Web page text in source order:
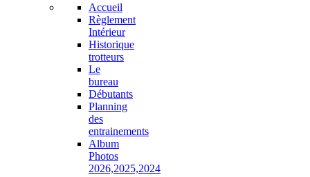
Accueil
Règlement
Intérieur
Historique
trotteurs
Le
bureau
Débutants
Planning
des
entrainements
Album
Photos
2026,2025,2024